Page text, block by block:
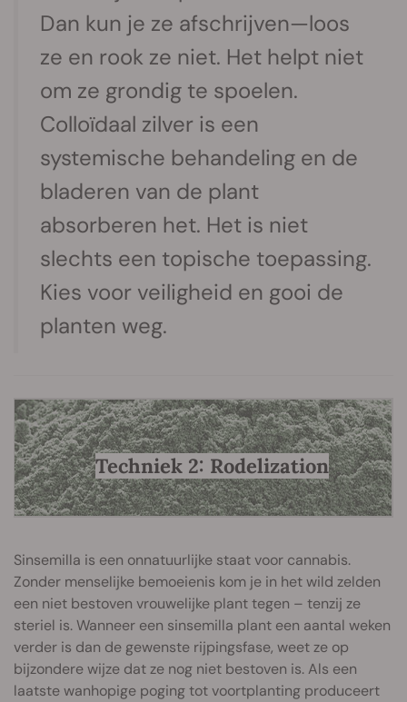
Dan kun je ze afschrijven—loos
ze en rook ze niet. Het helpt niet
om ze grondig te spoelen.
Colloïdaal zilver is een
systemische behandeling en de
bladeren van de plant
absorberen het. Het is niet
slechts een topische toepassing.
Kies voor veiligheid en gooi de
planten weg.
Techniek 2: Rodelization
Sinsemilla is een onnatuurlijke staat voor cannabis.
Zonder menselijke bemoeienis kom je in het wild zelden
een niet bestoven vrouwelijke plant tegen – tenzij ze
steriel is. Wanneer een sinsemilla plant een aantal weken
verder is dan de gewenste rijpingsfase, weet ze op
bijzondere wijze dat ze nog niet bestoven is. Als een
laatste wanhopige poging tot voortplanting produceert